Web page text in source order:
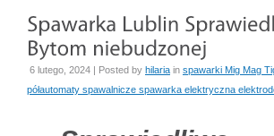
6 lutego, 2024 | Posted by hilaria in spawarki Mig Mag
półautomaty spawalnicze spawarka elektryczna